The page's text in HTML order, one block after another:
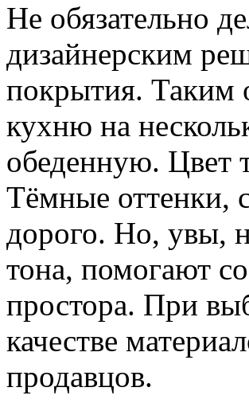
Не обязательно
дизайнерским
покрытия. Таким
кухню на
обеденную. Цвет
Тёмные оттенки,
дорого. Но, увы,
тона, помогают
простора. При
качестве
продавцов.